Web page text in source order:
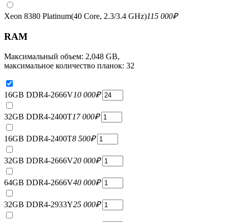
Xeon 8380 Platinum(40 Core, 2.3/3.4 GHz)115 000₽
RAM
Максимальный объем: 2,048 GB,
максимальное количество планок: 32
16GB DDR4-2666V10 000₽
32GB DDR4-2400T17 000₽
16GB DDR4-2400T8 500₽
32GB DDR4-2666V20 000₽
64GB DDR4-2666V40 000₽
32GB DDR4-2933Y25 000₽